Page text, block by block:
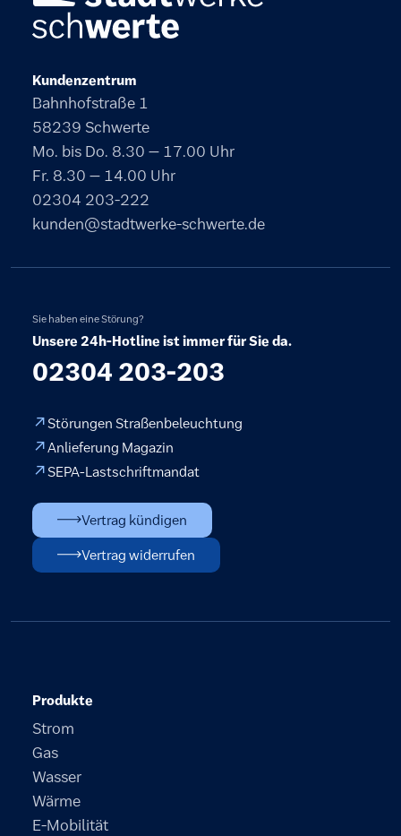
Kundenzentrum
Bahnhofstraße 1
58239 Schwerte
Mo. bis Do. 8.30 – 17.00 Uhr
Fr. 8.30 – 14.00 Uhr
02304 203-222
kunden@stadtwerke-schwerte.de
Produkte
Strom
Gas
Wasser
Wärme
E-Mobilität
Sie haben eine Störung?
Unsere 24h-Hotline ist immer für Sie da.
02304 203-203
Störungen Straßenbeleuchtung
Anlieferung Magazin
SEPA-Lastschriftmandat
Vertrag kündigen
Vertrag widerrufen